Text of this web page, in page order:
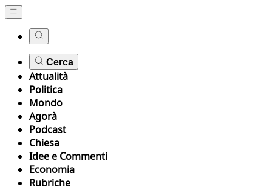
Cerca
Attualità
Politica
Mondo
Agorà
Podcast
Chiesa
Idee e Commenti
Economia
Rubriche